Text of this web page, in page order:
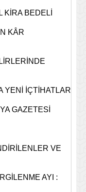
KİRA BEDELİ
KÂR
YENİ İÇTİHATLAR
GAZETESİ
VE
AYI :